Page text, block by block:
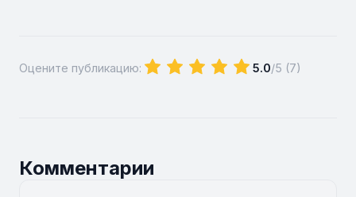
Оцените публикацию: 5.0/5 (7)
Комментарии